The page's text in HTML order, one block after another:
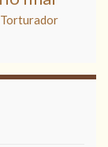
Torturador